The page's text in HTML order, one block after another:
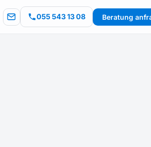
055 543 13 08 Beratung